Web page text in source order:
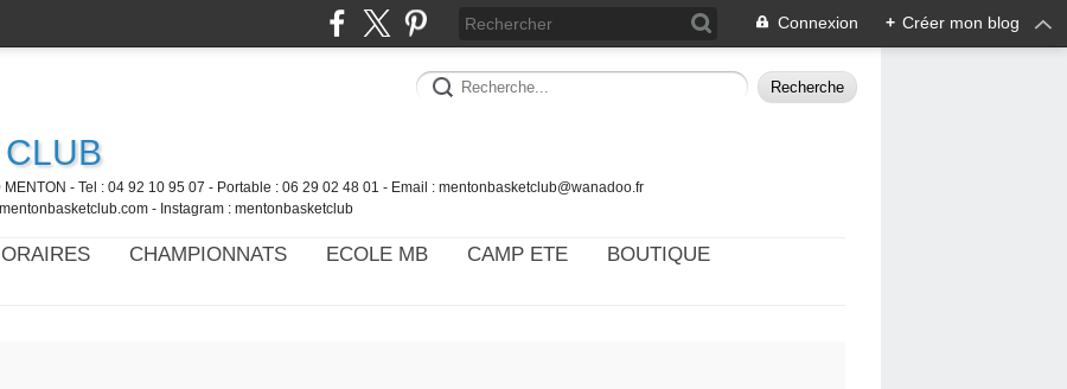
Connexion + Créer mon blog
- Tel : 04 92 10 95 07 - Portable : 06 29 02 48 01 - Email : mentonbasketclub@wanadoo.fr
- Instagram : mentonbasketclub
CHAMPIONNATS ECOLE MB CAMP ETE
BOUTIQUE